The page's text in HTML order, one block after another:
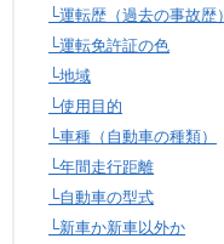
└運転歴（過去の事故歴）
└運転免許証の色
└地域
└使用目的
└車種（自動車の種類）
└年間走行距離
└自動車の型式
└新車か新車以外か